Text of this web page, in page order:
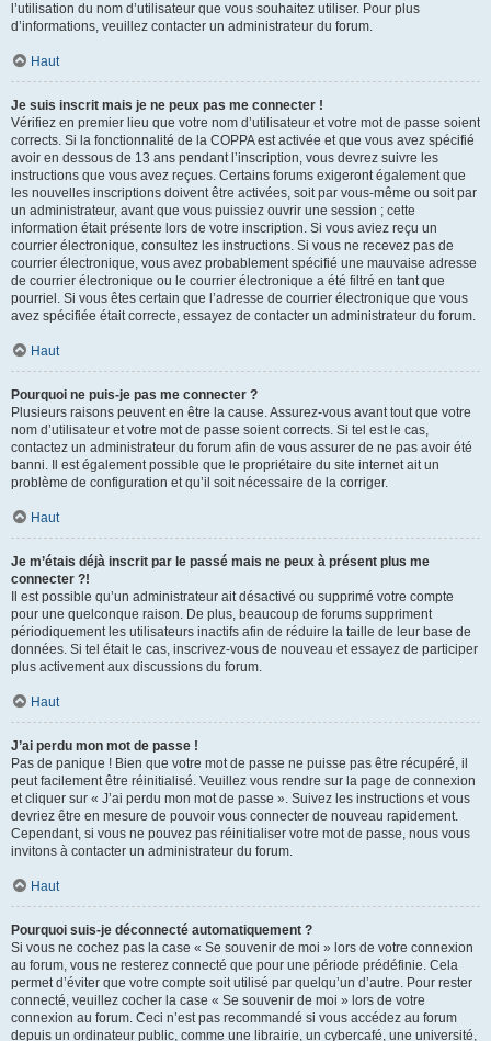
l’utilisation du nom d’utilisateur que vous souhaitez utiliser. Pour plus
d’informations, veuillez contacter un administrateur du forum.
Haut
Je suis inscrit mais je ne peux pas me connecter !
Vérifiez en premier lieu que votre nom d’utilisateur et votre mot de passe soient
corrects. Si la fonctionnalité de la COPPA est activée et que vous avez spécifié
avoir en dessous de 13 ans pendant l’inscription, vous devrez suivre les
instructions que vous avez reçues. Certains forums exigeront également que
les nouvelles inscriptions doivent être activées, soit par vous-même ou soit par
un administrateur, avant que vous puissiez ouvrir une session ; cette
information était présente lors de votre inscription. Si vous aviez reçu un
courrier électronique, consultez les instructions. Si vous ne recevez pas de
courrier électronique, vous avez probablement spécifié une mauvaise adresse
de courrier électronique ou le courrier électronique a été filtré en tant que
pourriel. Si vous êtes certain que l’adresse de courrier électronique que vous
avez spécifiée était correcte, essayez de contacter un administrateur du forum.
Haut
Pourquoi ne puis-je pas me connecter ?
Plusieurs raisons peuvent en être la cause. Assurez-vous avant tout que votre
nom d’utilisateur et votre mot de passe soient corrects. Si tel est le cas,
contactez un administrateur du forum afin de vous assurer de ne pas avoir été
banni. Il est également possible que le propriétaire du site internet ait un
problème de configuration et qu’il soit nécessaire de la corriger.
Haut
Je m’étais déjà inscrit par le passé mais ne peux à présent plus me
connecter ?!
Il est possible qu’un administrateur ait désactivé ou supprimé votre compte
pour une quelconque raison. De plus, beaucoup de forums suppriment
périodiquement les utilisateurs inactifs afin de réduire la taille de leur base de
données. Si tel était le cas, inscrivez-vous de nouveau et essayez de participer
plus activement aux discussions du forum.
Haut
J’ai perdu mon mot de passe !
Pas de panique ! Bien que votre mot de passe ne puisse pas être récupéré, il
peut facilement être réinitialisé. Veuillez vous rendre sur la page de connexion
et cliquer sur « J’ai perdu mon mot de passe ». Suivez les instructions et vous
devriez être en mesure de pouvoir vous connecter de nouveau rapidement.
Cependant, si vous ne pouvez pas réinitialiser votre mot de passe, nous vous
invitons à contacter un administrateur du forum.
Haut
Pourquoi suis-je déconnecté automatiquement ?
Si vous ne cochez pas la case « Se souvenir de moi » lors de votre connexion
au forum, vous ne resterez connecté que pour une période prédéfinie. Cela
permet d’éviter que votre compte soit utilisé par quelqu’un d’autre. Pour rester
connecté, veuillez cocher la case « Se souvenir de moi » lors de votre
connexion au forum. Ceci n’est pas recommandé si vous accédez au forum
depuis un ordinateur public, comme une librairie, un cybercafé, une université,